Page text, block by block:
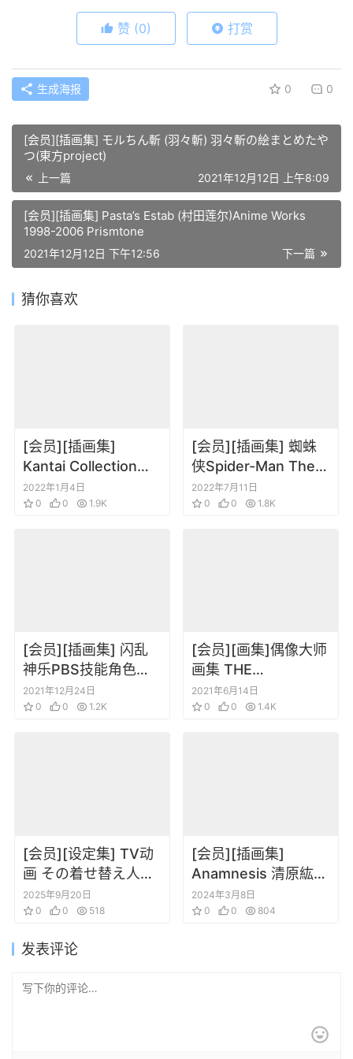
赞 (0) 打赏
生成海报 0 0
[会员][插画集] モルちん斬 (羽々斬) 羽々斬の絵まとめたや
つ(東方project)
上一篇 2021年12月12日 上午8:09
[会员][插画集] Pasta’s Estab (村田莲尔)Anime Works
1998-2006 Prismtone
下一篇
2021年12月12日 下午12:56
猜你喜欢
[会员][插画集]
Kantai Collection
Official 2022
Calendar 舰娘日历
2022年1月4日
0
0 1.9K
[会员][插画集] 蜘蛛
侠Spider-Man The
Other Sketchbook
2022年7月11日
0
0 1.8K
[会员][插画集] 闪乱
神乐PBS技能角色原
画卡牌卡片
2021年12月24日
0
0 1.2K
[会员][画集]偶像大师
画集 THE
iDOLM@STER
Visual Collection
2021年6月14日
0
0 1.4K
[会员][设定集] TV动
画 その着せ替え人形
は恋をする原画集
2025年9月20日
0
0 518
[会员][插画集]
Anamnesis 清原紘画
集
2024年3月8日
0
0 804
发表评论